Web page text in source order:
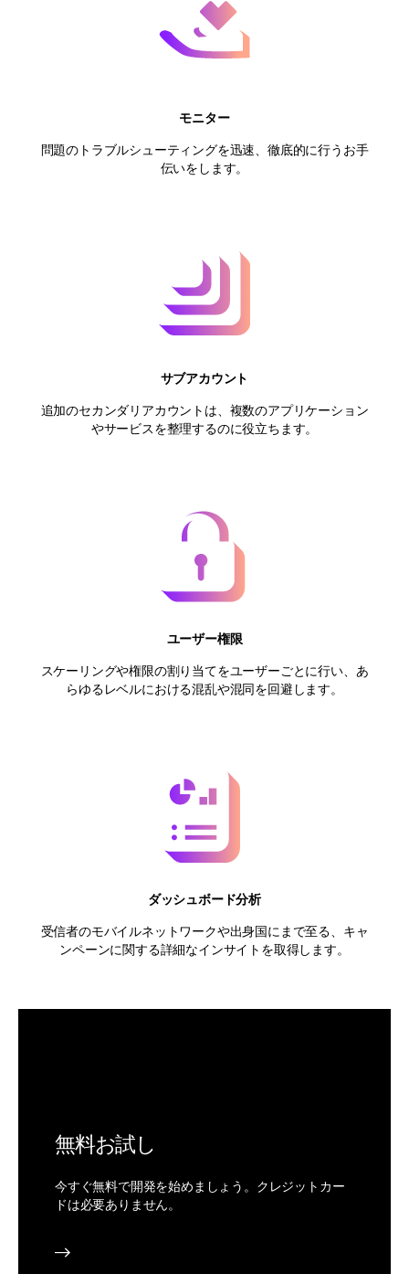
モニター
問題のトラブルシューティングを迅速、徹底的に行うお手
伝いをします。
サブアカウント
追加のセカンダリアカウントは、複数のアプリケーション
やサービスを整理するのに役立ちます。
ユーザー権限
スケーリングや権限の割り当てをユーザーごとに行い、あ
らゆるレベルにおける混乱や混同を回避します。
ダッシュボード分析
受信者のモバイルネットワークや出身国にまで至る、キャ
ンペーンに関する詳細なインサイトを取得します。
無料お試し
今すぐ無料で開発を始めましょう。クレジットカー
ドは必要ありません。